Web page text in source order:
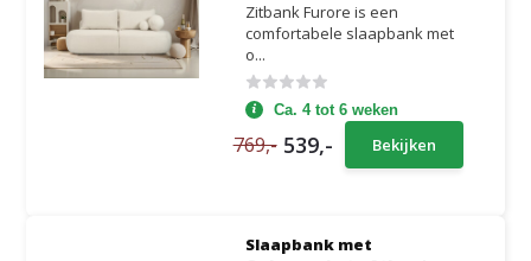
Zitbank Furore is een
comfortabele slaapbank met
o...
Ca. 4 tot 6 weken
769,- 539,- Bekijken
Slaapbank met